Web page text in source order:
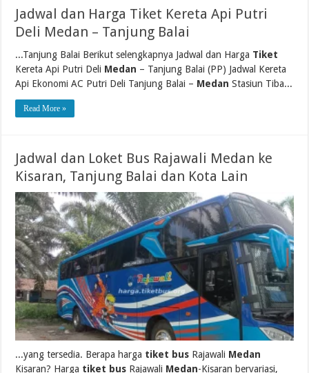
Jadwal dan Harga Tiket Kereta Api Putri
Deli Medan – Tanjung Balai
...Tanjung Balai Berikut selengkapnya Jadwal dan Harga Tiket
Kereta Api Putri Deli Medan – Tanjung Balai (PP) Jadwal Kereta
Api Ekonomi AC Putri Deli Tanjung Balai – Medan Stasiun Tiba...
Read More »
Jadwal dan Loket Bus Rajawali Medan ke
Kisaran, Tanjung Balai dan Kota Lain
...yang tersedia. Berapa harga tiket bus Rajawali Medan
Kisaran? Harga tiket bus Rajawali Medan-Kisaran bervariasi,